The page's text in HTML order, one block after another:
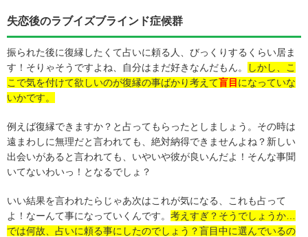
失恋後のラブイズブラインド症候群
振られた後に復縁したくて占いに頼る人、びっくりするくらい居ま
す！そりゃそうですよね、自分はまだ好きなんだもん。
しかし、こ
こで気を付けて欲しいのが復縁の事ばかり考えて盲目 になっていな
いかです。
例えば復縁できますか？と占ってもらったとしましょう。その時は
遠まわしに無理だと言われても、絶対納得できませんよね？新しい
出会いがあると言われても、いやいや彼が良いんだよ！そんな事聞
いてないわいっ！となるでしょ？
いい結果を言われたらじゃあ次はこれが気になる、これも占って
よ！なーんて事になっていくんです。 考えすぎ？そうでしょうか…
では何故、占いに頼る事にしたのでしょう？盲目中に選んでいるの